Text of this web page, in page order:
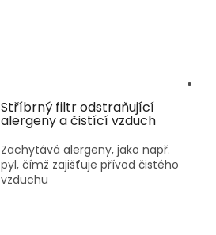
Stříbrný filtr odstraňující
alergeny a čistící vzduch
Zachytává alergeny, jako např.
pyl, čímž zajišťuje přívod čistého
vzduchu